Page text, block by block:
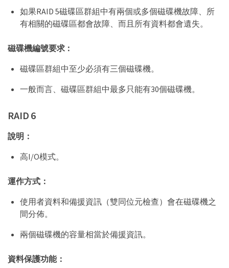
如果RAID 5磁碟區群組中有兩個或多個磁碟機故障、所
有相關的磁碟區都會故障、而且所有資料都會遺失。
磁碟機編號要求：
磁碟區群組中至少必須有三個磁碟機。
一般而言、磁碟區群組中最多只能有30個磁碟機。
RAID 6
說明：
高I/O模式。
運作方式：
使用者資料和備援資訊（雙同位元檢查）會在磁碟機之
間分佈。
兩個磁碟機的容量相當於備援資訊。
資料保護功能：